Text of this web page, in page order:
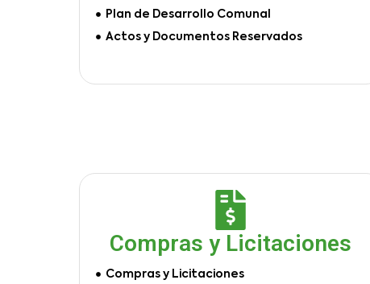
Plan de Desarrollo Comunal
Actos y Documentos Reservados
Compras y Licitaciones
Compras y Licitaciones